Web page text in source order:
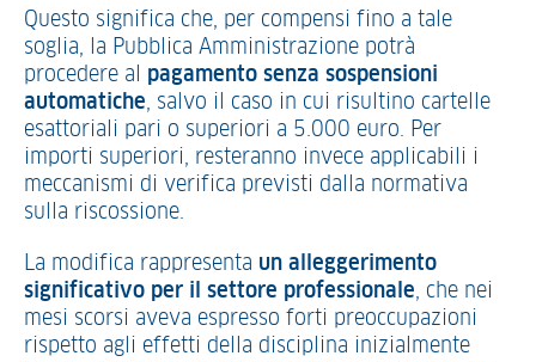
Questo significa che, per compensi fino a tale
soglia, la Pubblica Amministrazione potrà
procedere al pagamento senza sospensioni
automatiche, salvo il caso in cui risultino cartelle
esattoriali pari o superiori a 5.000 euro. Per
importi superiori, resteranno invece applicabili i
meccanismi di verifica previsti dalla normativa
sulla riscossione.
La modifica rappresenta un alleggerimento
significativo per il settore professionale, che nei
mesi scorsi aveva espresso forti preoccupazioni
rispetto agli effetti della disciplina inizialmente